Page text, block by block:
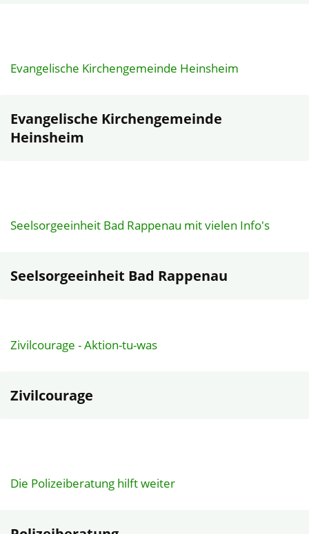
Evangelische Kirchengemeinde Heinsheim
Evangelische Kirchengemeinde
Heinsheim
Seelsorgeeinheit Bad Rappenau mit vielen Info's
Seelsorgeeinheit Bad Rappenau
Zivilcourage - Aktion-tu-was
Zivilcourage
Die Polizeiberatung hilft weiter